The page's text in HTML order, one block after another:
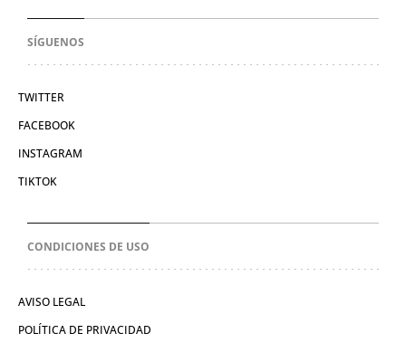
SÍGUENOS
TWITTER
FACEBOOK
INSTAGRAM
TIKTOK
CONDICIONES DE USO
AVISO LEGAL
POLÍTICA DE PRIVACIDAD